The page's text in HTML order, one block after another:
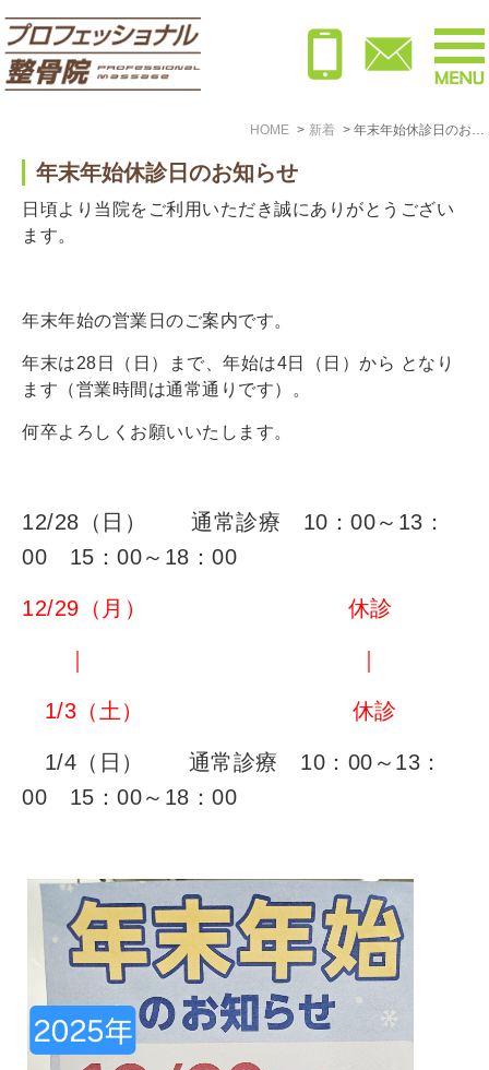
HOME 新着
年末年始休診日のお知らせ
日頃より当院をご利用いただき誠にありがとうござい
ます。
年末年始の営業日のご案内です。
年末は28日（日）まで、年始は4日（日）から となり
ます（営業時間は通常通りです）。
何卒よろしくお願いいたします。
12/28（日） 通常診療 10：00～13：
00 15：00～18：00
12/29（月） 休診
1/3（土） 休診
1/4（日） 通常診療 10：00～13：
00 15：00～18：00